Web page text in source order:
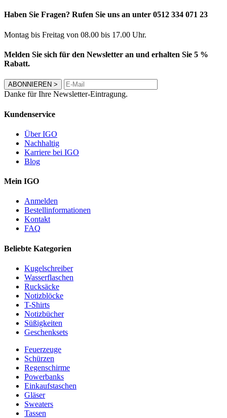
Haben Sie Fragen? Rufen Sie uns an unter 0512 334 071 23
Montag bis Freitag von 08.00 bis 17.00 Uhr.
Melden Sie sich für den Newsletter an und erhalten Sie 5 %
Rabatt.
ABONNIEREN >
Danke für Ihre Newsletter-Eintragung.
Kundenservice
Über IGO
Nachhaltig
Karriere bei IGO
Blog
Mein IGO
Anmelden
Bestellinformationen
Kontakt
FAQ
Beliebte Kategorien
Kugelschreiber
Wasserflaschen
Rucksäcke
Notizblöcke
T-Shirts
Notizbücher
Süßigkeiten
Geschenksets
Feuerzeuge
Schürzen
Regenschirme
Powerbanks
Einkaufstaschen
Gläser
Sweaters
Tassen